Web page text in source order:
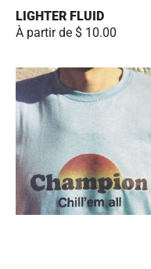
LIGHTER FLUID
Prix
habituel
À partir de $ 10.00
Chill
'Em
All